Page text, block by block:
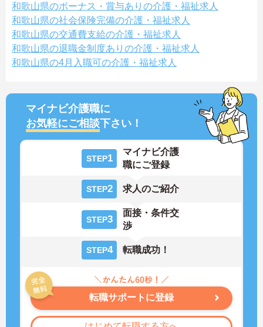
和歌山県のボーナス・賞与ありの介護・福祉求人
和歌山県の社会保険完備の介護・福祉求人
和歌山県の交通費支給の介護・福祉求人
和歌山県の退職金制度ありの介護・福祉求人
和歌山県の4月入職可の介護・福祉求人
マイナビ介護職に
お気軽にご相談下さい！
STEP1
マイナビ介護
職にご登録
STEP2 求人のご紹介
STEP3
面接・条件交
渉
STEP4 転職成功！
転職サポートに登録